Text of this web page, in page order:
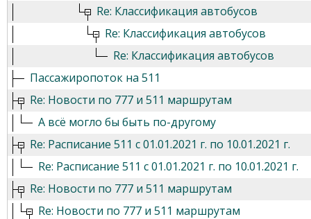
Re: Классификация автобусов
Re: Классификация автобусов
Re: Классификация автобусов
Пассажиропоток на 511
Re: Новости по 777 и 511 маршрутам
А всё могло бы быть по-другому
Re: Расписание 511 с 01.01.2021 г. по 10.01.2021 г.
Re: Расписание 511 с 01.01.2021 г. по 10.01.2021 г.
Re: Новости по 777 и 511 маршрутам
Re: Новости по 777 и 511 маршрутам